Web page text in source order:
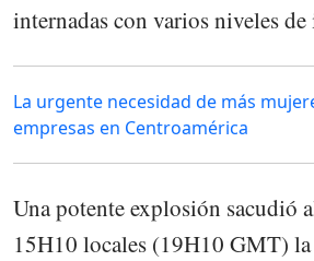
internadas con varios niveles
La urgente necesidad de más
empresas en Centroamérica
Una potente explosión sacudió
15H10 locales (19H10 GMT)